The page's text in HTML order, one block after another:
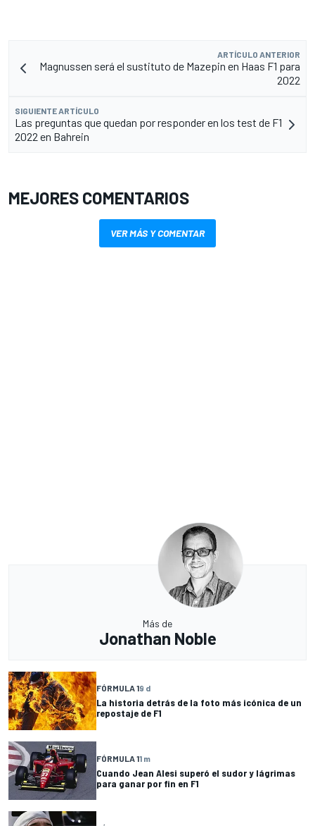
ARTÍCULO ANTERIOR
Magnussen será el sustituto de Mazepin en Haas F1 para
2022
SIGUIENTE ARTÍCULO
Las preguntas que quedan por responder en los test de F1
2022 en Bahrein
MEJORES COMENTARIOS
VER MÁS Y COMENTAR
Más de
Jonathan Noble
FÓRMULA 19 d
La historia detrás de la foto más icónica de un
repostaje de F1
FÓRMULA 11 m
Cuando Jean Alesi superó el sudor y lágrimas
para ganar por fin en F1